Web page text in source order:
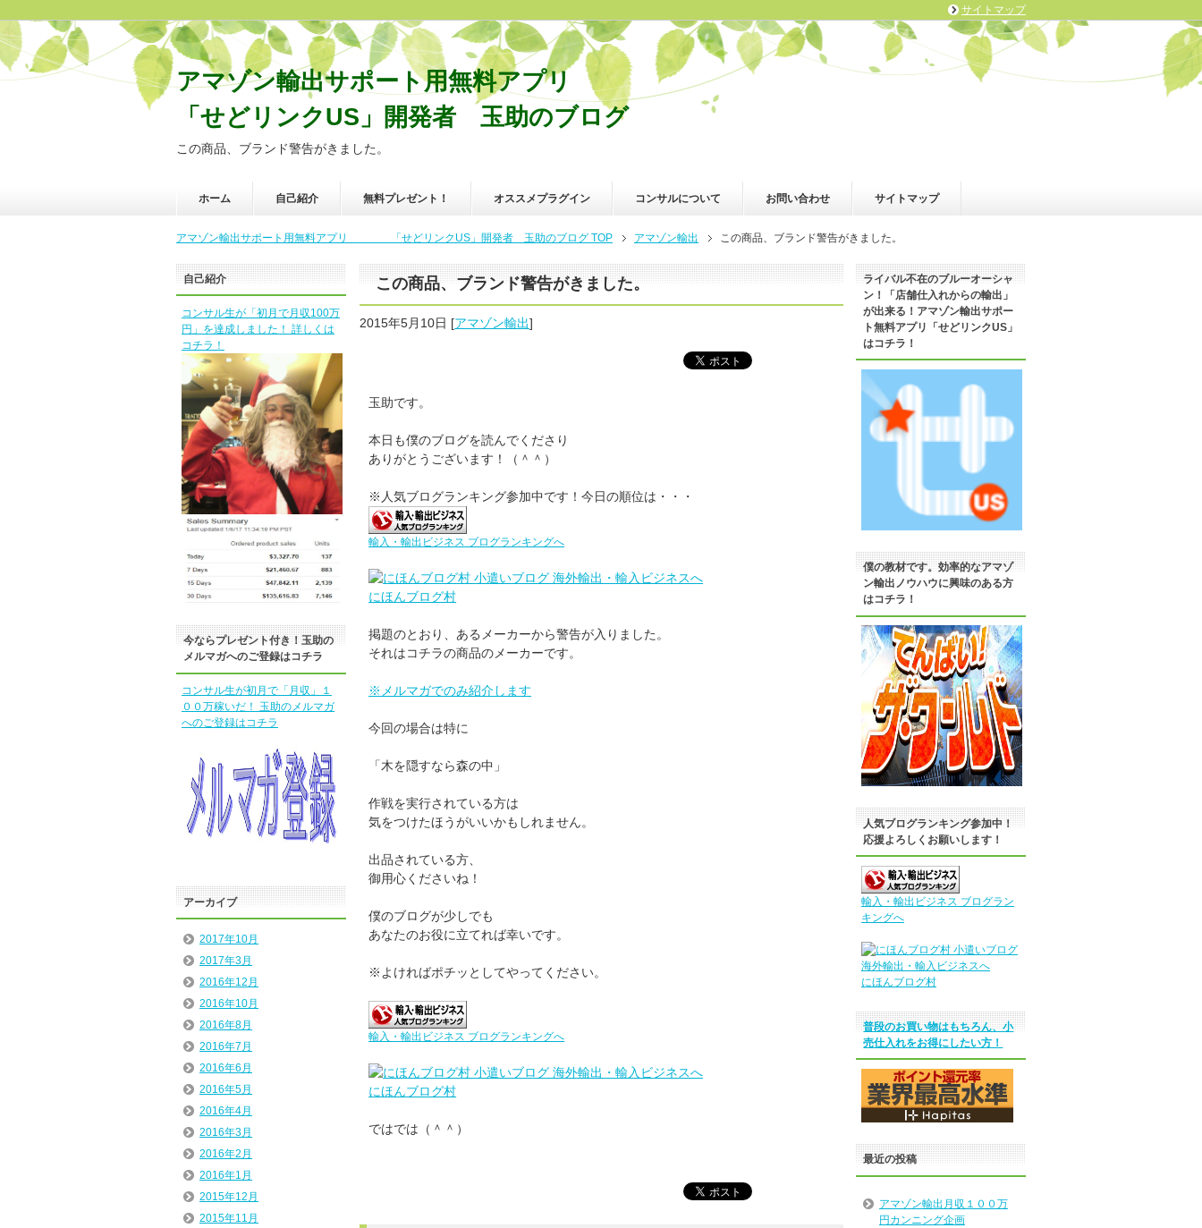
アマゾン輸出サポート用無料アプリ
「せどリンクUS」開発者 玉助のブログ
この商品、ブランド警告がきました。
ホーム 自己紹介 無料プレゼント！ オススメプラグイン コンサルについて お問い合わせ サイトマップ
アマゾン輸出サポート用無料アプリ 「せどリンクUS」開発者 玉助のブログ TOP アマゾン輸出 この商品、ブランド警告がきました。
この商品、ブランド警告がきました。
2015年5月10日 [アマゾン輸出]
玉助です。
本日も僕のブログを読んでくださり
ありがとうございます！（＾＾）
※人気ブログランキング参加中です！今日の順位は・・・
輸入・輸出ビジネス ブログランキングへ
にほんブログ村
掲題のとおり、あるメーカーから警告が入りました。
それはコチラの商品のメーカーです。
※メルマガでのみ紹介します
今回の場合は特に
「木を隠すなら森の中」
作戦を実行されている方は
気をつけたほうがいいかもしれません。
出品されている方、
御用心くださいね！
僕のブログが少しでも
あなたのお役に立てれば幸いです。
※よければポチッとしてやってください。
輸入・輸出ビジネス ブログランキングへ
にほんブログ村
ではでは（＾＾）
自己紹介
コンサル生が「初月で月収100万
円」を達成しました！ 詳しくは
コチラ！
今ならプレゼント付き！玉助の
メルマガへのご登録はコチラ
コンサル生が初月で「月収」１
００万稼いだ！ 玉助のメルマガ
へのご登録はコチラ
アーカイブ
2017年10月
2017年3月
2016年12月
2016年10月
2016年8月
2016年7月
2016年6月
2016年5月
2016年4月
2016年3月
2016年2月
2016年1月
2015年12月
2015年11月
ライバル不在のブルーオーシャ
ン！「店舗仕入れからの輸出」
が出来る！アマゾン輸出サポー
ト無料アプリ「せどリンクUS」
はコチラ！
僕の教材です。効率的なアマゾ
ン輸出ノウハウに興味のある方
はコチラ！
人気ブログランキング参加中！
応援よろしくお願いします！
輸入・輸出ビジネス ブログラン
キングへ
にほんブログ村
普段のお買い物はもちろん、小
売仕入れをお得にしたい方！
最近の投稿
アマゾン輸出月収１００万
円カンニング企画
サイトマップ